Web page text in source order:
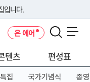
입니다.
용하고 있다면 아래 URL에
온 에어
텐츠 편성표
특집 국가기념식 종영